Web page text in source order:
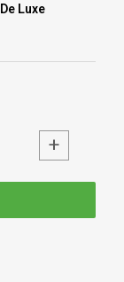
Luxe
+